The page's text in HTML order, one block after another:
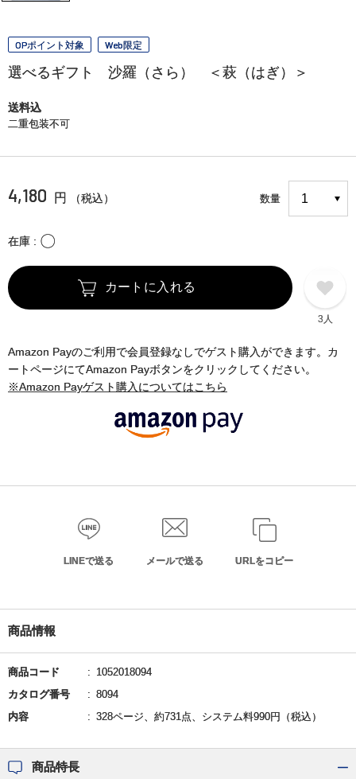
OPポイント対象 Web限定
選べるギフト 沙羅（さら） ＜萩（はぎ）＞
送料込
二重包装不可
4,180 円 （税込） 数量
在庫 〇
カートに入れる
3人
Amazon Payのご利用で会員登録なしでゲスト購入ができます。カ
ートページにてAmazon Payボタンをクリックしてください。
※Amazon Payゲスト購入についてはこちら
LINEで送る メールで送る URLをコピー
商品情報
商品コード
1052018094
カタログ番号
8094
内容
328ページ、約731点、システム料990円（税込）
商品特長